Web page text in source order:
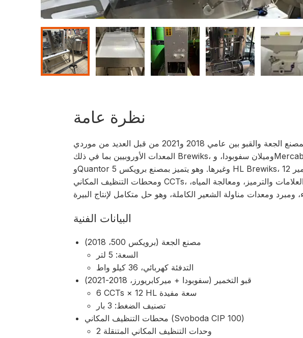
نظرة عامة
تم تصنيع هذا النظام الكامل لمصنع الجعة والقبو بين عامي 2018 و2021 من قبل العديد من موردي
المعدات الأوروبيين بما في ذلك Brewiks، وميلان سفوبودا، وMercabrewers، وWild Goose،
وQuantor وغيرها. وهو يتميز بمصنع برويكس 5 HL Brewiks، وقبو تخمير 12 HL (6 CCTs)،
ومحطات التنظيف المكاني CCTs، وخط تعليب، ووحدات وضع العلامات والترميز، ومعالجة المياه،
البيانات الفنية
مصنع الجعة (برويكس 500، 2018)
السعة: 5 لتر
التدفئة كهربائي، 36 كيلو واط
قبو التخمير (سفوبودا + ميركابريورز، 2018-2021)
6 CCTs × 12 HL سعة مفيدة
تصنيف الضغط: 3 بار
محطات التنظيف المكاني (Svoboda CIP 100)
2 وحدات التنظيف المكاني المتنقلة